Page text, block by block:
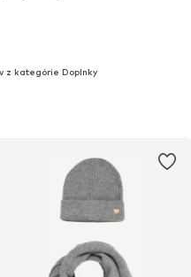
z kategórie Doplnky